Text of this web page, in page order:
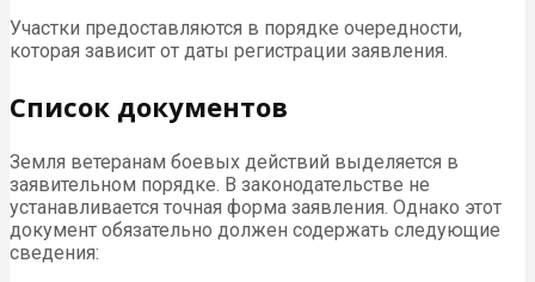
Участки предоставляются в порядке очередности,
которая зависит от даты регистрации заявления.
Список документов
Земля ветеранам боевых действий выделяется в
заявительном порядке. В законодательстве не
устанавливается точная форма заявления. Однако этот
документ обязательно должен содержать следующие
сведения: